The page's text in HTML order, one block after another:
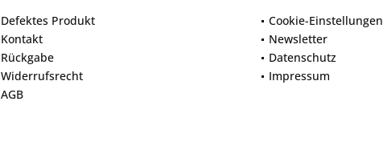
Defektes Produkt
Kontakt
Rückgabe
Widerrufsrecht
AGB
Cookie-Einstellungen
Newsletter
Datenschutz
Impressum